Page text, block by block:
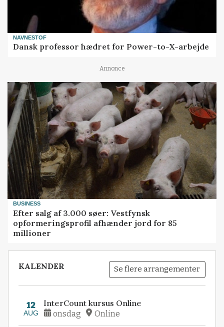
NAVNESTOF
Dansk professor hædret for Power-to-X-arbejde
Annonce
BUSINESS
Efter salg af 3.000 søer: Vestfynsk
opformeringsprofil afhænder jord for 85
millioner
KALENDER Se flere arrangementer
12
AUG
InterCount kursus Online
onsdag Online